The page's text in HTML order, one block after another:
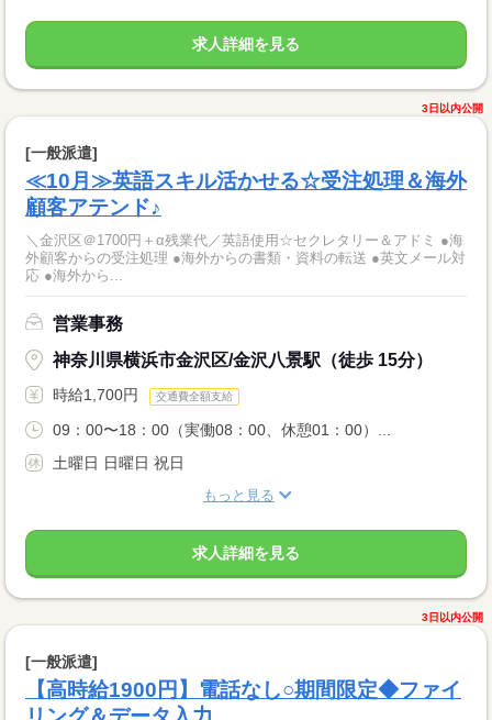
求人詳細を見る
3日以内公開
[一般派遣]
≪10月≫英語スキル活かせる☆受注処理＆海外
顧客アテンド♪
＼金沢区＠1700円＋α残業代／英語使用☆セクレタリー＆アドミ ●海
外顧客からの受注処理 ●海外からの書類・資料の転送 ●英文メール対
応 ●海外から...
営業事務
神奈川県横浜市金沢区/金沢八景駅（徒歩 15分）
時給1,700円 交通費全額支給
09：00〜18：00（実働08：00、休憩01：00）...
土曜日 日曜日 祝日
もっと見る
求人詳細を見る
3日以内公開
[一般派遣]
【高時給1900円】電話なし○期間限定◆ファイ